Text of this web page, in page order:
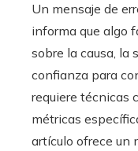
Un mensaje de
informa que algo
sobre la causa, la
confianza para
requiere técnicas
métricas
artículo ofrece un